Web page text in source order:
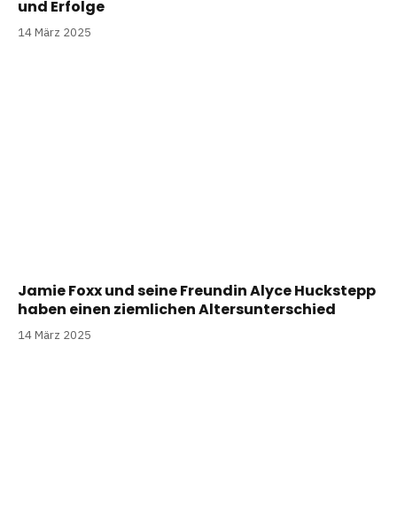
und Erfolge
14 März 2025
Jamie Foxx und seine Freundin Alyce Huckstepp
haben einen ziemlichen Altersunterschied
14 März 2025